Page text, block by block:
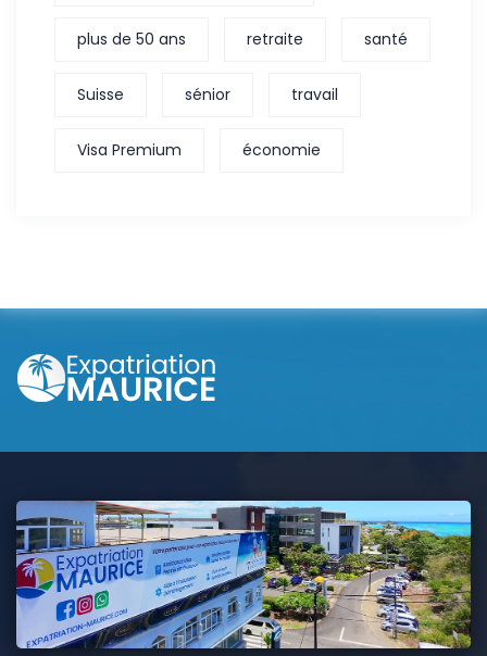
plus de 50 ans retraite santé
Suisse sénior travail
Visa Premium économie